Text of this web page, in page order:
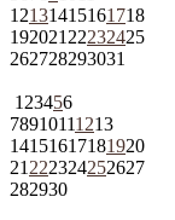
12131415161718
192021 22232425
262728293031
1 23456
78910111213
14151617181920
21 222324252627
282930